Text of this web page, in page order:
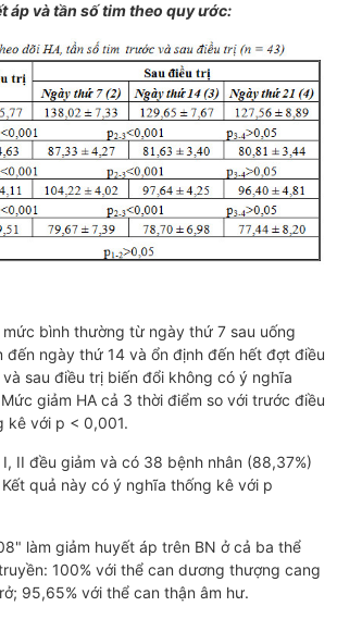
áp và tần số tim theo quy ước:
mức bình thường từ ngày thứ 7 sau uống
đến ngày thứ 14 và ổn định đến hết đợt điều
sau điều trị biến đổi không có ý nghĩa
giảm HA cả 3 thời điểm so với trước điều
kê với p < 0,001.
II đều giảm và có 38 bệnh nhân (88,37%)
quả này có ý nghĩa thống kê với p
làm giảm huyết áp trên BN ở cả ba thể
100% với thể can dương thượng cang
95,65% với thể can thận âm hư.